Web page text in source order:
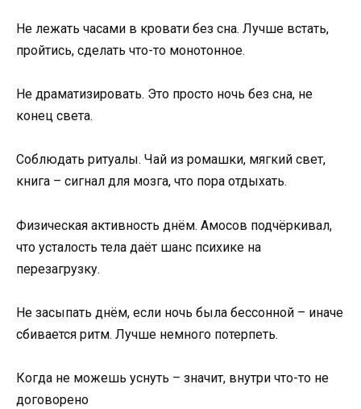
Не лежать часами в кровати без сна. Лучше встать,
пройтись, сделать что-то монотонное.
Не драматизировать. Это просто ночь без сна, не
конец света.
Соблюдать ритуалы. Чай из ромашки, мягкий свет,
книга – сигнал для мозга, что пора отдыхать.
Физическая активность днём. Амосов подчёркивал,
что усталость тела даёт шанс психике на
перезагрузку.
Не засыпать днём, если ночь была бессонной – иначе
сбивается ритм. Лучше немного потерпеть.
Когда не можешь уснуть – значит, внутри что-то не
договорено